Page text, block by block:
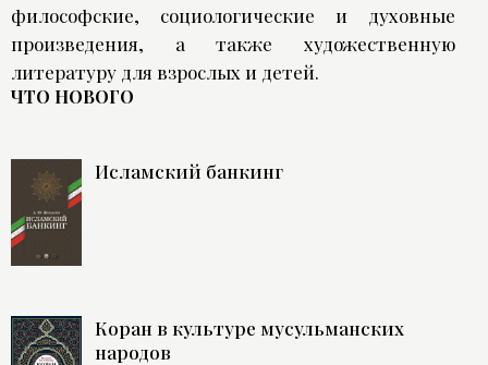
философские, социологические и духовные
произведения, а также художественную
литературу для взрослых и детей.
ЧТО НОВОГО
Исламский банкинг
Коран в культуре мусульманских
народов